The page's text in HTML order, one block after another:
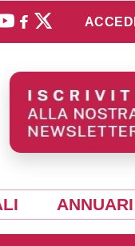
ACCEDI
ANNUARI